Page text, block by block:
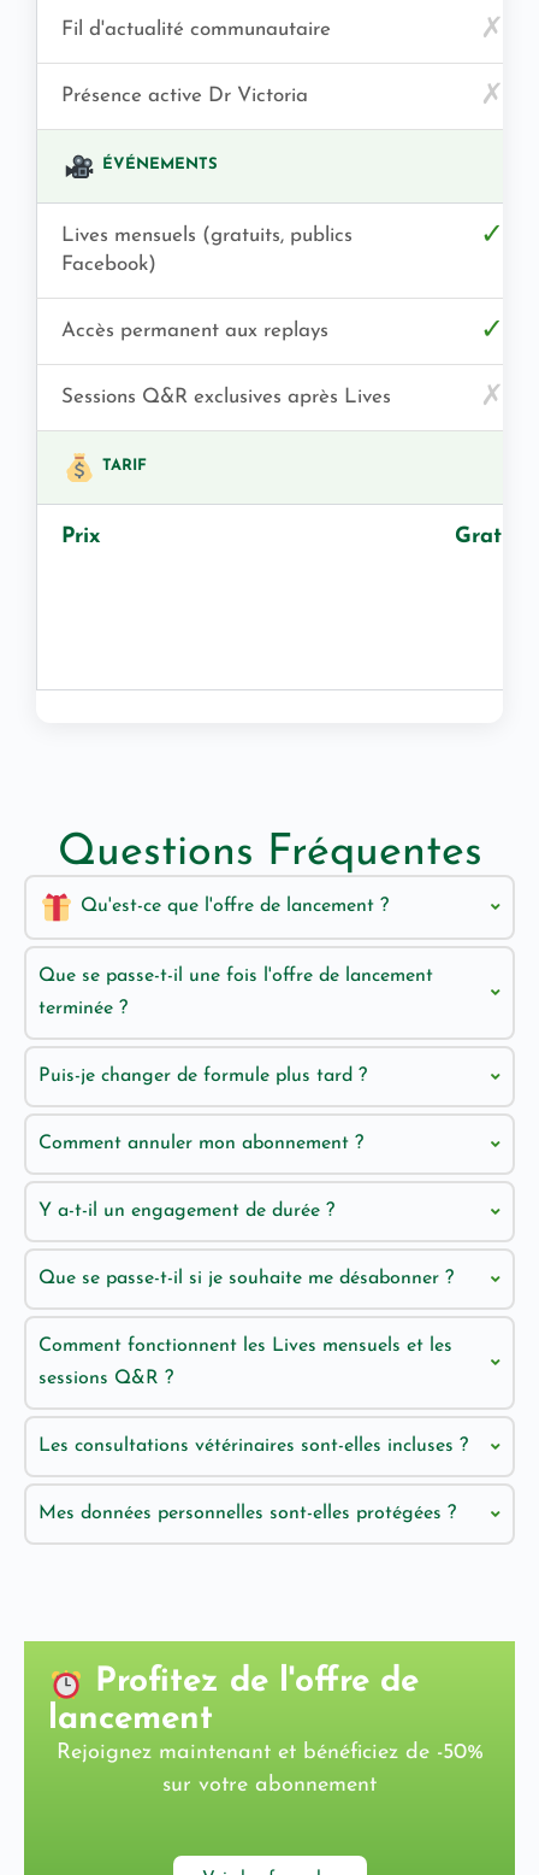
Fil d'actualité communautaire ✗
Présence active Dr Victoria ✗
ÉVÉNEMENTS
Lives mensuels (gratuits, publics
Facebook)
✓
Accès permanent aux replays ✓
Sessions Q&R exclusives après Lives ✗
TARIF
Prix Gratuit
Questions Fréquentes
Qu'est-ce que l'offre de lancement ?
Que se passe-t-il une fois l'offre de lancement
terminée ?
Puis-je changer de formule plus tard ?
Comment annuler mon abonnement ?
Y a-t-il un engagement de durée ?
Que se passe-t-il si je souhaite me désabonner ?
Comment fonctionnent les Lives mensuels et les
sessions Q&R ?
Les consultations vétérinaires sont-elles incluses ?
Mes données personnelles sont-elles protégées ?
Profitez de l'offre de
lancement
Rejoignez maintenant et bénéficiez de -50%
sur votre abonnement